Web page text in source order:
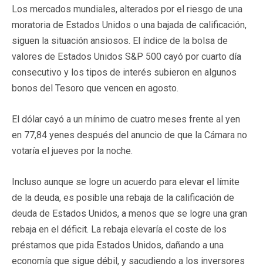
Los mercados mundiales, alterados por el riesgo de una
moratoria de Estados Unidos o una bajada de calificación,
siguen la situación ansiosos. El índice de la bolsa de
valores de Estados Unidos S&P 500 cayó por cuarto día
consecutivo y los tipos de interés subieron en algunos
bonos del Tesoro que vencen en agosto.
El dólar cayó a un mínimo de cuatro meses frente al yen
en 77,84 yenes después del anuncio de que la Cámara no
votaría el jueves por la noche.
Incluso aunque se logre un acuerdo para elevar el límite
de la deuda, es posible una rebaja de la calificación de
deuda de Estados Unidos, a menos que se logre una gran
rebaja en el déficit. La rebaja elevaría el coste de los
préstamos que pida Estados Unidos, dañando a una
economía que sigue débil, y sacudiendo a los inversores